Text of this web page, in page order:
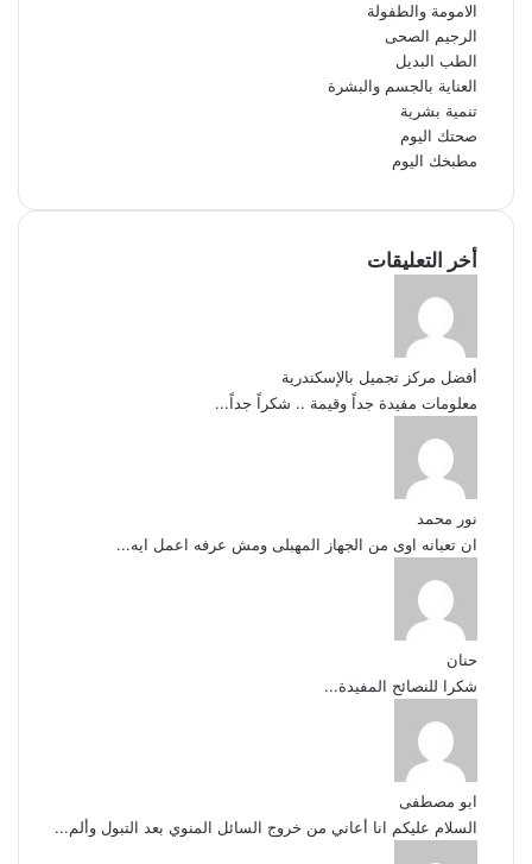
الامومة والطفولة
الرجيم الصحى
الطب البديل
العناية بالجسم والبشرة
تنمية بشرية
صحتك اليوم
مطبخك اليوم
أخر التعليقات
أفضل مركز تجميل بالإسكندرية
معلومات مفيدة جداً وقيمة .. شكراً جداً...
نور محمد
ان تعبانه اوى من الجهاز المهبلى ومش عرفه اعمل ايه...
حنان
شكرا للنصائح المفيدة...
ابو مصطفى
السلام عليكم انا أعاني من خروج السائل المنوي بعد التبول وألم...